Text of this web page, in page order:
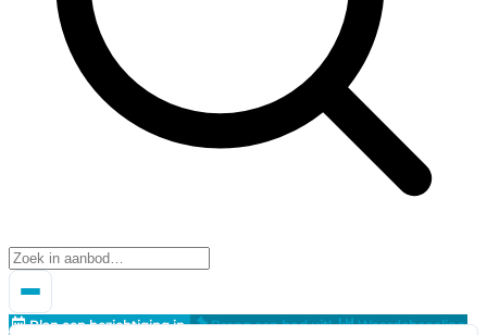
Plan een bezichtiging in Breng een bod uit!
Waardebepaling